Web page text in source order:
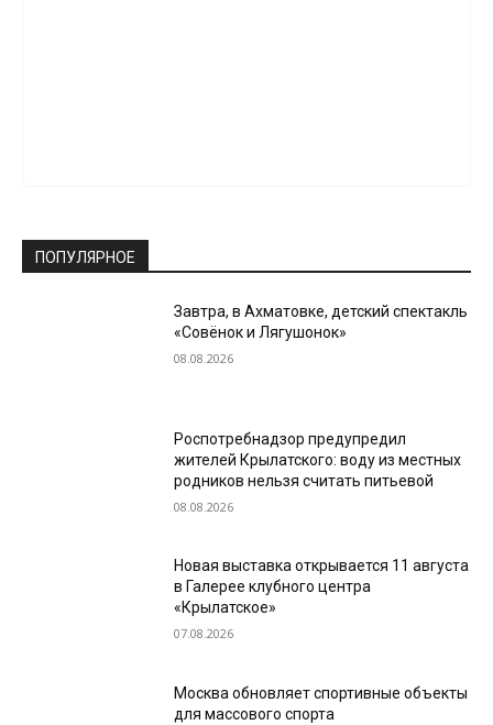
ПОПУЛЯРНОЕ
Завтра, в Ахматовке, детский спектакль
«Совёнок и Лягушонок»
08.08.2026
Роспотребнадзор предупредил
жителей Крылатского: воду из местных
родников нельзя считать питьевой
08.08.2026
Новая выставка открывается 11 августа
в Галерее клубного центра
«Крылатское»
07.08.2026
Москва обновляет спортивные объекты
для массового спорта